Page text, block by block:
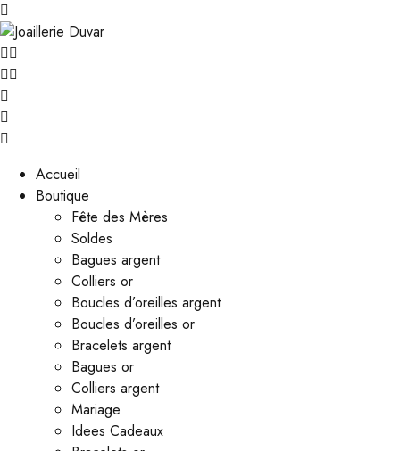
Accueil
Boutique
Fête des Mères
Soldes
Bagues argent
Colliers or
Boucles d’oreilles argent
Boucles d’oreilles or
Bracelets argent
Bagues or
Colliers argent
Mariage
Idees Cadeaux